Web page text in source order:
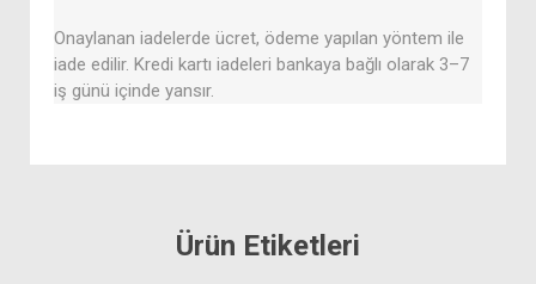
Onaylanan iadelerde ücret, ödeme yapılan yöntem ile
iade edilir. Kredi kartı iadeleri bankaya bağlı olarak 3–7
iş günü içinde yansır.
Ürün Etiketleri